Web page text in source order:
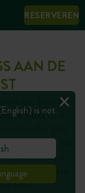
RESERVEREN
AAN DE
pijnbossen
Kustu uit
uitzonderlijke
Landes, via
bieden onze
de mooiste
is not